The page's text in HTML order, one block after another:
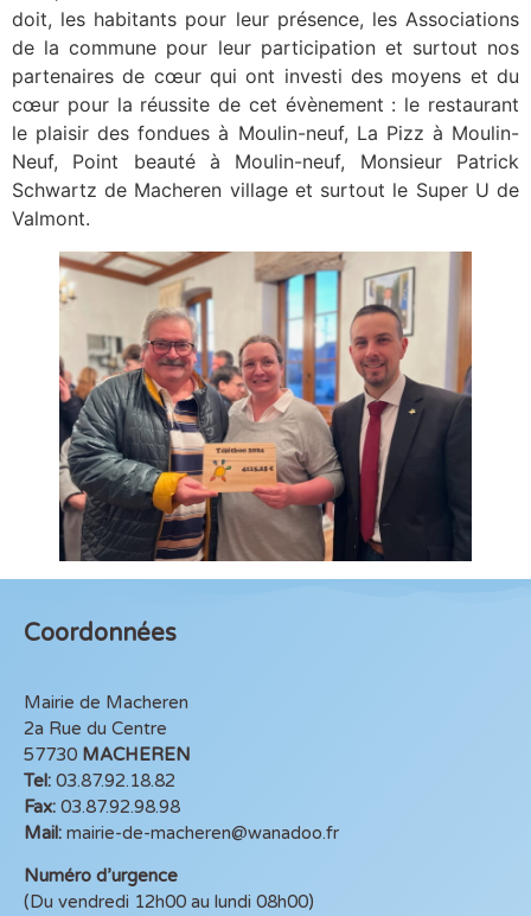
doit, les habitants pour leur présence, les Associations
de la commune pour leur participation et surtout nos
partenaires de cœur qui ont investi des moyens et du
cœur pour la réussite de cet évènement : le restaurant
le plaisir des fondues à Moulin-neuf, La Pizz à Moulin-
Neuf, Point beauté à Moulin-neuf, Monsieur Patrick
Schwartz de Macheren village et surtout le Super U de
Valmont.
Coordonnées
Mairie de Macheren
2a Rue du Centre
57730 MACHEREN
Tel: 03.87.92.18.82
Fax: 03.87.92.98.98
Mail: mairie-de-macheren@wanadoo.fr
Numéro d’urgence
(Du vendredi 12h00 au lundi 08h00)